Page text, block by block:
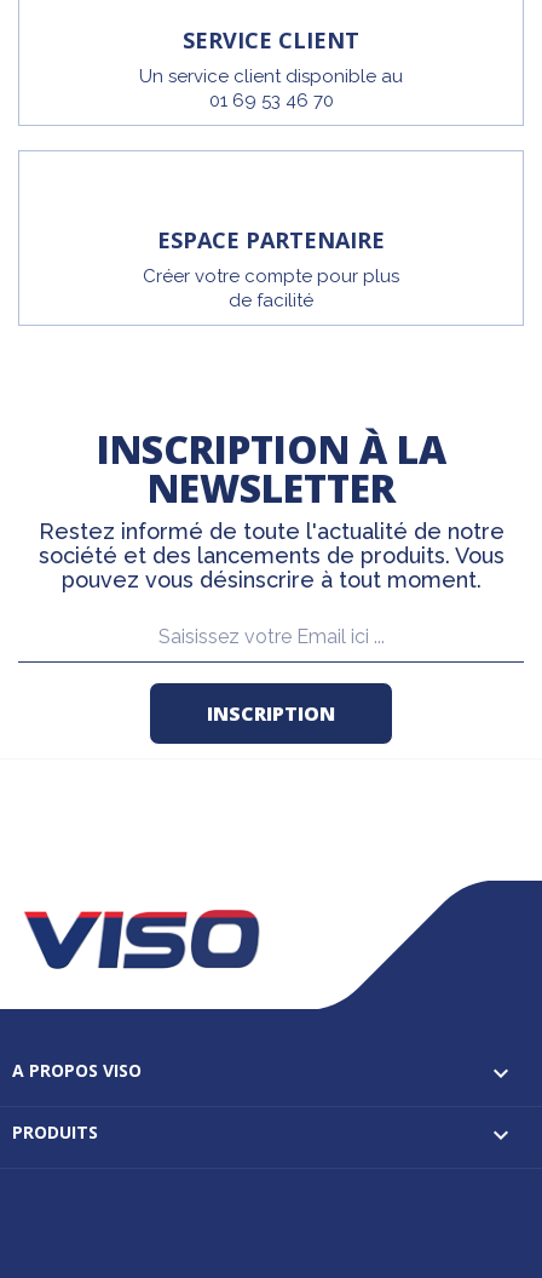
SERVICE CLIENT
Un service client disponible au
01 69 53 46 70
ESPACE PARTENAIRE
Créer votre compte pour plus
de facilité
INSCRIPTION À LA
NEWSLETTER
Restez informé de toute l'actualité de notre
société et des lancements de produits. Vous
pouvez vous désinscrire à tout moment.
A PROPOS VISO 
PRODUITS 